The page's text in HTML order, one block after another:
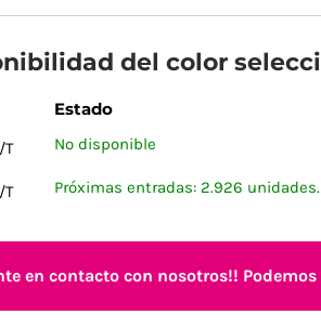
del color
Estado
T No disponible
T Próximas entradas: 2.926 unidades.
en contacto con nosotros!!